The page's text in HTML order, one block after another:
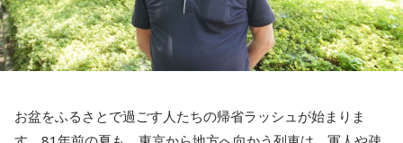
彼の楽曲はポップス、ジャズ、ソウル、そしてアコースティ
ックの要素を融合させており、現代的でありながら時代を超
えた魅力を感じさせます。藤井風さんのようなアーティスト
けるはずです！とのこと。
お盆をふるさとで過ごす人たちの帰省ラッシュが始まりま